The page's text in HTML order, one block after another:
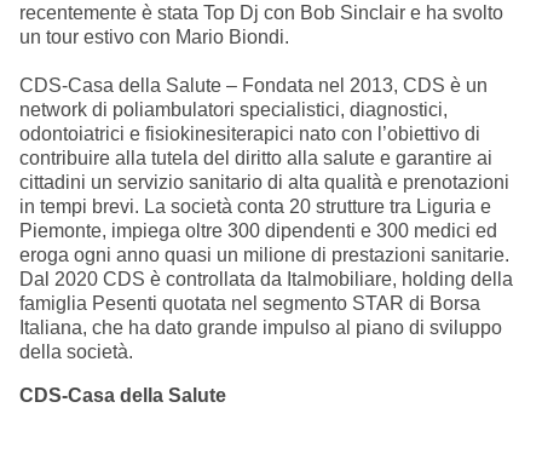
recentemente è stata Top Dj con Bob Sinclair e ha svolto
un tour estivo con Mario Biondi.
CDS-Casa della Salute – Fondata nel 2013, CDS è un
network di poliambulatori specialistici, diagnostici,
odontoiatrici e fisiokinesiterapici nato con l’obiettivo di
contribuire alla tutela del diritto alla salute e garantire ai
cittadini un servizio sanitario di alta qualità e prenotazioni
in tempi brevi. La società conta 20 strutture tra Liguria e
Piemonte, impiega oltre 300 dipendenti e 300 medici ed
eroga ogni anno quasi un milione di prestazioni sanitarie.
Dal 2020 CDS è controllata da Italmobiliare, holding della
famiglia Pesenti quotata nel segmento STAR di Borsa
Italiana, che ha dato grande impulso al piano di sviluppo
della società.
CDS-Casa della Salute